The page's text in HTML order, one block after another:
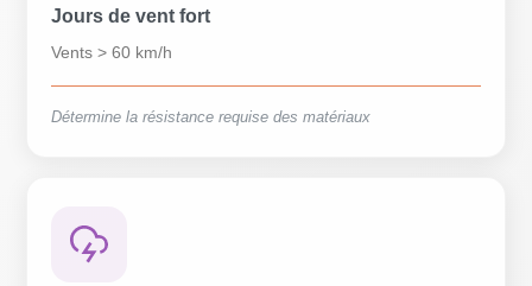
Jours de vent fort
Vents > 60 km/h
Détermine la résistance requise des matériaux